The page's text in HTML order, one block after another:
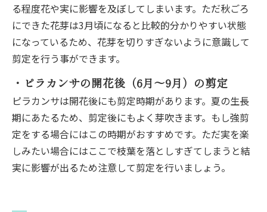
る程度花や実に影響を及ぼしてしまいます。ただ秋ごろ
にできた花芽は3月頃になると比較的分かりやすい状態
になっているため、花芽を切りすぎないように意識して
剪定を行う事ができます。
・ピラカンサの開花後（6月～9月）の剪定
ピラカンサは開花後にも剪定時期があります。夏の生長
期にあたるため、剪定後にもよく芽吹きます。もし強剪
定をする場合にはこの時期がおすすめです。ただ実を楽
しみたい場合にはここで枝葉を落としすぎてしまうと結
実に影響が出るため注意して剪定を行いましょう。